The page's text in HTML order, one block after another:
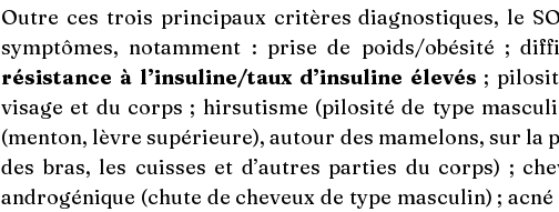
Outre ces trois principaux critères diagnostiques, le
résistance à l’insuline/taux d’insuline élevés ;
visage et du corps ; hirsutisme (pilosité de type
(menton, lèvre supérieure), autour des mamelons, sur la
des bras, les cuisses et d’autres parties du corps) ;
androgénique (chute de cheveux de type masculin) ;